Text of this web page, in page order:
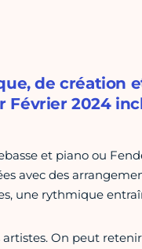
de création
Février 2024
et piano ou
avec des
une rythmique
On peut